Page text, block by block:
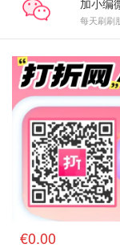
每天刷刷
€0.00